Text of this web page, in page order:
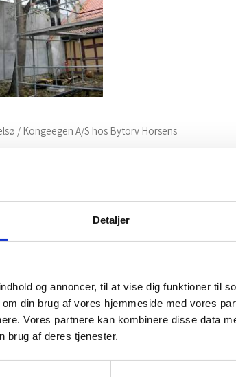
Detaljer
og annoncer, til at vise dig funktioner til
din brug af vores hjemmeside med vores
Vores partnere kan kombinere disse data
brug af deres tjenester.
/ Kongeegen A/S hos Bytorv Horsens
træ til bassin i serveringsgården. I bassin, udenfor